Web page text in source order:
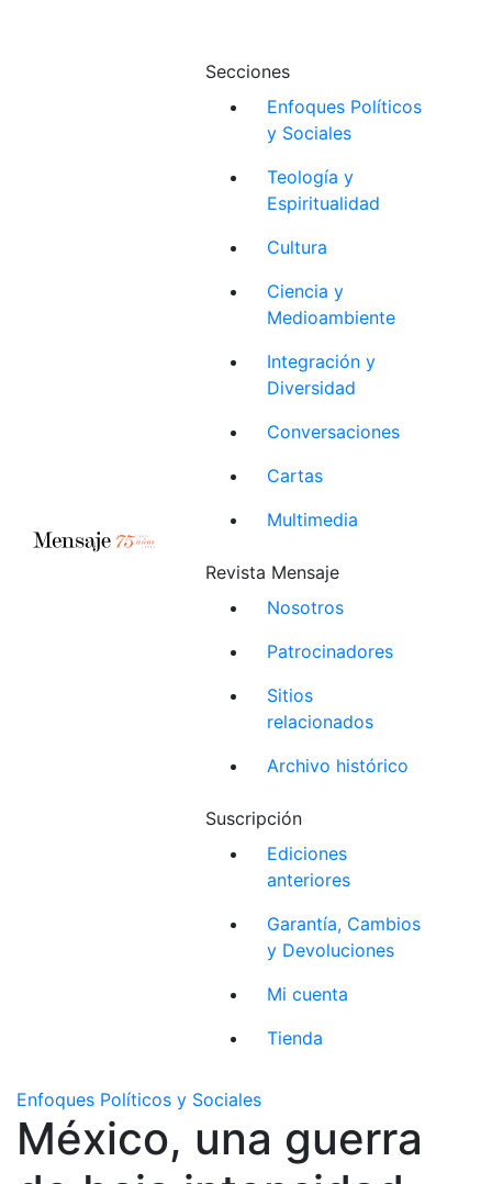
Secciones
Enfoques Políticos
y Sociales
Teología y
Espiritualidad
Cultura
Ciencia y
Medioambiente
Integración y
Diversidad
Conversaciones
Cartas
Multimedia
Revista Mensaje
Nosotros
Patrocinadores
Sitios
relacionados
Archivo histórico
Suscripción
Ediciones
anteriores
Garantía, Cambios
y Devoluciones
Mi cuenta
Tienda
Enfoques Políticos y Sociales
México, una guerra